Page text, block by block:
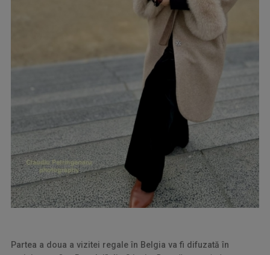
Partea a doua a vizitei regale în Belgia va fi difuzată în